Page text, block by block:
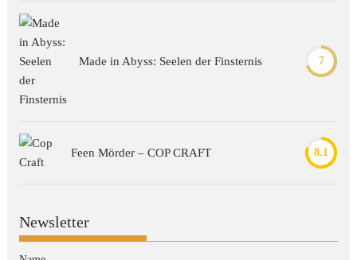
Made in Abyss: Seelen der Finsternis 7
Feen Mörder – COP CRAFT 8.1
Newsletter